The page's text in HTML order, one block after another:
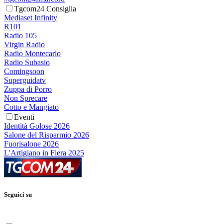
Tgcom24 Consiglia
Mediaset Infinity
R101
Radio 105
Virgin Radio
Radio Montecarlo
Radio Subasio
Comingsoon
Superguidatv
Zuppa di Porro
Non Sprecare
Cotto e Mangiato
Eventi
Identità Golose 2026
Salone del Risparmio 2026
Fuorisalone 2026
L'Artigiano in Fiera 2025
Seguici su